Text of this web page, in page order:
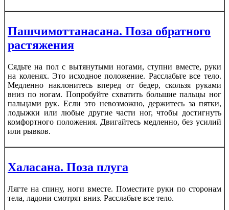
Пашчимоттанасана. Поза обратного
растяжения
Сядьте на пол с вытянутыми ногами, ступни вместе, руки
на коленях. Это исходное положение. Расслабьте все тело.
Медленно наклонитесь вперед от бедер, скользя руками
вниз по ногам. Попробуйте схватить большие пальцы ног
пальцами рук. Если это невозможно, держитесь за пятки,
лодыжки или любые другие части ног, чтобы достигнуть
комфортного положения. Двигайтесь медленно, без усилий
или рывков.
Халасана. Поза плуга
Лягте на спину, ноги вместе. Поместите руки по сторонам
тела, ладони смотрят вниз. Расслабьте все тело.